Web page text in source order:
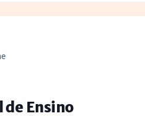
de Ensino